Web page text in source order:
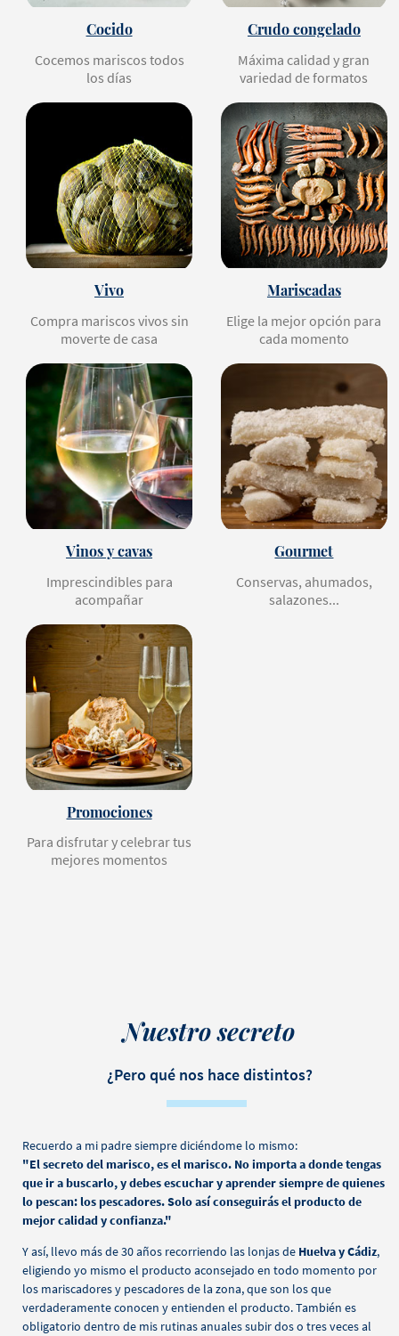
Cocido
Cocemos mariscos todos
los días
Crudo congelado
Máxima calidad y gran
variedad de formatos
Vivo
Compra mariscos vivos sin
moverte de casa
Mariscadas
Elige la mejor opción para
cada momento
Vinos y cavas
Imprescindibles para
acompañar
Gourmet
Conservas, ahumados,
salazones...
Promociones
Para disfrutar y celebrar tus
mejores momentos
Nuestro secreto
¿Pero qué nos hace distintos?
Recuerdo a mi padre siempre diciéndome lo mismo:
"El secreto del marisco, es el marisco. No importa a donde tengas
que ir a buscarlo, y debes escuchar y aprender siempre de quienes
lo pescan: los pescadores. Solo así conseguirás el producto de
mejor calidad y confianza."
Y así, llevo más de 30 años recorriendo las lonjas de Huelva y Cádiz,
eligiendo yo mismo el producto aconsejado en todo momento por
los mariscadores y pescadores de la zona, que son los que
verdaderamente conocen y entienden el producto. También es
obligatorio dentro de mis rutinas anuales subir dos o tres veces al